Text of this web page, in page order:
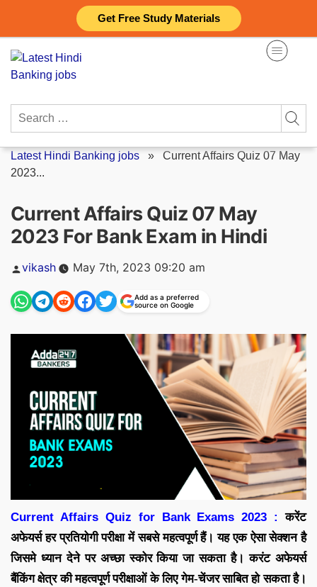
Get Free Study Materials
content
Search
Latest Hindi Banking jobs » Current Affairs Quiz 07 May
2023...
Current Affairs Quiz 07 May
2023 For Bank Exam in Hindi
Posted
vikash May 7th, 2023 09:20 am
Add as a preferred
source on Google
Current Affairs Quiz for Bank Exams 2023 :करेंट
अफेयर्सहर प्रतियोगी परीक्षा में सबसे महत्वपूर्ण हैं। यह एक ऐसा सेक्शन है
जिसमे ध्यान देने पर अच्छा स्कोर किया जा सकता है। करंट अफेयर्स
बैंकिंग क्षेत्र की महत्वपूर्ण परीक्षाओं के लिए गेम-चेंजर साबित हो सकता है।